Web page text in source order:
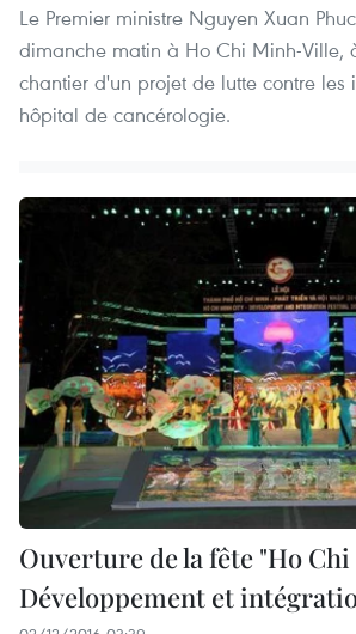
Le Premier ministre Nguyen Xuan
dimanche matin à Ho Chi Minh-Ville,
chantier d'un projet de lutte contre les
hôpital de cancérologie.
Ouverture de la fête "Ho
Développement et